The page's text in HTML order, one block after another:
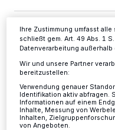
B erscheint in
zurückgekämmten
Schäfergruppe,
Informationen finden Sie in
Ihre Zustimmung umfasst
schließt gem. Art. 49 Abs. 1
Datenverarbeitung außerhalb
Wir und unsere Partner
bereitzustellen:
Verwendung genauer
Identifikation aktiv abfragen.
Informationen auf einem
Inhalte, Messung von
Inhalten,
von Angeboten.